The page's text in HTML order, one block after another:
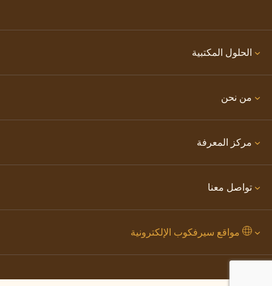
الحلول المكتبية
من نحن
مركز المعرفة
تواصل معنا
مواقع سيرفكوب الإلكترونية